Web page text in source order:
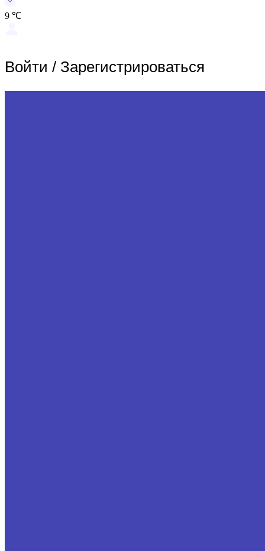
9 ℃
Войти / Зарегистрироваться